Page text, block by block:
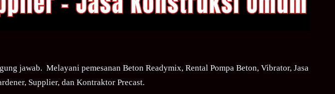
jawab. Melayani pemesanan Beton Readymix, Rental Pompa Beton, Vibrator, Jasa
Supplier, dan Kontraktor Precast.